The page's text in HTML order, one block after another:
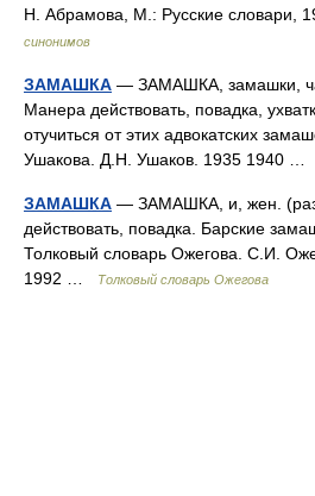
Н. Абрамова, М.: Русские словари,
синонимов
ЗАМАШКА — ЗАМАШКА, замашки,
Манера действовать, повадка,
отучиться от этих адвокатских
Ушакова. Д.Н. Ушаков. 1935 1940 …
ЗАМАШКА — ЗАМАШКА, и, жен.
действовать, повадка. Барские
Толковый словарь Ожегова. С.И.
1992 …
Толковый словарь Ожегова